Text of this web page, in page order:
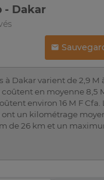
- Dakar
à Dakar varient de 2,9 M
en moyenne 8,5
environ 16 M F Cfa.
un kilométrage
de 26 km et un